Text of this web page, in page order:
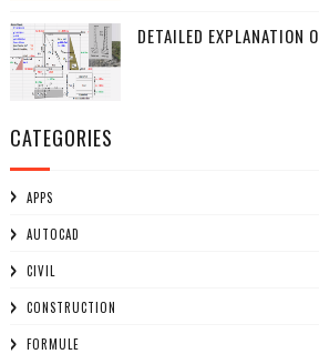
DETAILED EXPLANATION
CATEGORIES
APPS
AUTOCAD
CIVIL
CONSTRUCTION
FORMULE